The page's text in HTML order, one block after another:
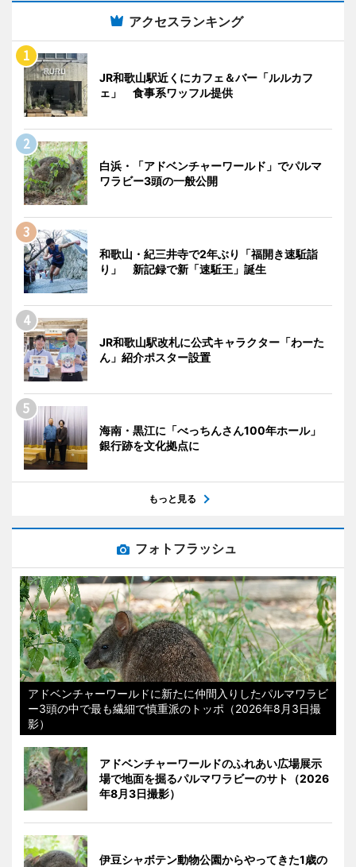
アクセスランキング
JR和歌山駅近くにカフェ＆バー「ルルカフ
ェ」 食事系ワッフル提供
白浜・「アドベンチャーワールド」でパルマ
ワラビー3頭の一般公開
和歌山・紀三井寺で2年ぶり「福開き速駈詣
り」 新記録で新「速駈王」誕生
JR和歌山駅改札に公式キャラクター「わーた
ん」紹介ポスター設置
海南・黒江に「べっちんさん100年ホール」
銀行跡を文化拠点に
もっと見る
フォトフラッシュ
アドベンチャーワールドに新たに仲間入りしたパルマワラビ
ー3頭の中で最も繊細で慎重派のトッポ（2026年8月3日撮
影）
アドベンチャーワールドのふれあい広場展示
場で地面を掘るパルマワラビーのサト（2026
年8月3日撮影）
伊豆シャボテン動物公園からやってきた1歳の